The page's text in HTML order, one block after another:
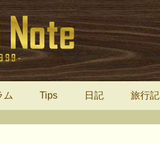
ム Tips 日記 旅行記